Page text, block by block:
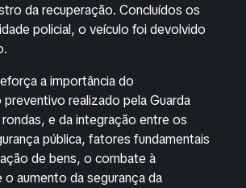
da recuperação. Concluídos os
policial, o veículo foi devolvido
a importância do
realizado pela Guarda
rondas, e da integração entre os
pública, fatores fundamentais
de bens, o combate à
o aumento da segurança da